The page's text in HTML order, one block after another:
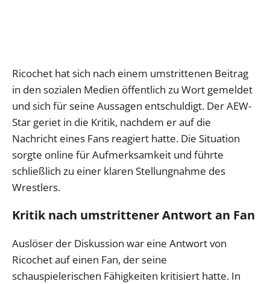
Ricochet hat sich nach einem umstrittenen Beitrag
in den sozialen Medien öffentlich zu Wort gemeldet
und sich für seine Aussagen entschuldigt. Der AEW-
Star geriet in die Kritik, nachdem er auf die
Nachricht eines Fans reagiert hatte. Die Situation
sorgte online für Aufmerksamkeit und führte
schließlich zu einer klaren Stellungnahme des
Wrestlers.
Kritik nach umstrittener Antwort an Fan
Auslöser der Diskussion war eine Antwort von
Ricochet auf einen Fan, der seine
schauspielerischen Fähigkeiten kritisiert hatte. In